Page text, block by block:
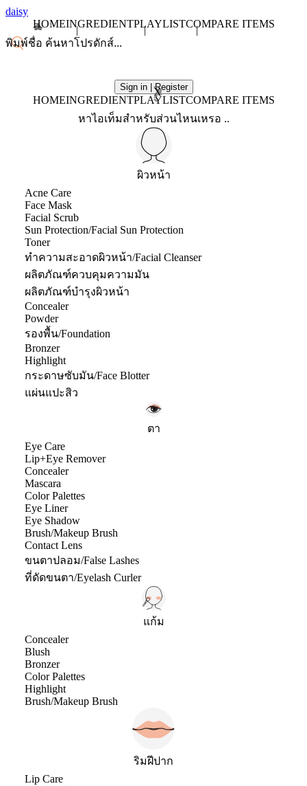
daisy
HOMEINGREDIENTPLAYLISTCOMPARE ITEMS
Sign in | Register
X
HOMEINGREDIENTPLAYLISTCOMPARE ITEMS
หาไอเท็มสำหรับส่วนไหนเหรอ ..
ผิวหน้า
Acne Care
Face Mask
Facial Scrub
Sun Protection/Facial Sun Protection
Toner
ทำความสะอาดผิวหน้า/Facial Cleanser
ผลิตภัณฑ์ควบคุมความมัน
ผลิตภัณฑ์บำรุงผิวหน้า
Concealer
Powder
รองพื้น/Foundation
Bronzer
Highlight
กระดาษซับมัน/Face Blotter
แผ่นแปะสิว
ตา
Eye Care
Lip+Eye Remover
Concealer
Mascara
Color Palettes
Eye Liner
Eye Shadow
Brush/Makeup Brush
Contact Lens
ขนตาปลอม/False Lashes
ที่ดัดขนตา/Eyelash Curler
แก้ม
Concealer
Blush
Bronzer
Color Palettes
Highlight
Brush/Makeup Brush
ริมฝีปาก
Lip Care